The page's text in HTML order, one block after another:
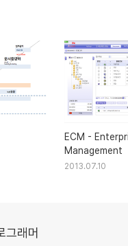
ECM -
Management
2013.07.10
그래머